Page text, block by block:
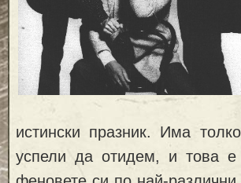
истински празник. Има
успели да отидем, и това